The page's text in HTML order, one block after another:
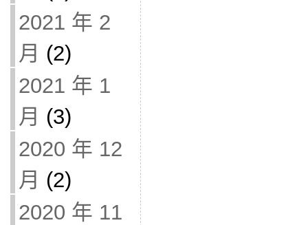
2021 年 2
月 (2)
2021 年 1
月 (3)
2020 年 12
月 (2)
2020 年 11